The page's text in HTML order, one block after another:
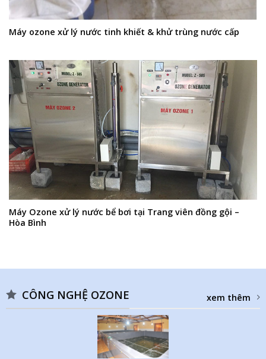
Máy ozone xử lý nước tinh khiết & khử trùng nước cấp
Máy Ozone xử lý nước bể bơi tại Trang viên đồng gội –
Hòa Bình
CÔNG NGHỆ OZONE xem thêm